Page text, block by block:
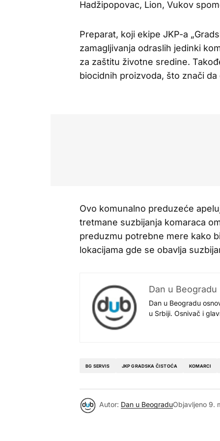
Hadžipopovac, Lion, Vukov
Preparat, koji ekipe JKP-a
zamagljivanja odraslih jedinki
za zaštitu životne sredine.
biocidnih proizvoda, što znači
Ovo komunalno preduzeće
tretmane suzbijanja komaraca
preduzmu potrebne mere kako
lokacijama gde se obavlja
Dan u Beogradu
Dan u Beogradu
u Srbiji. Osnivač i
BG SERVIS JKP GRADSKA ČISTOĆA KOMARCI
Autor: Dan u BeograduObjavljeno 9.